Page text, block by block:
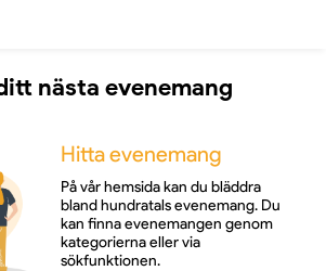
nästa evenemang
Hitta evenemang
På vår hemsida kan du bläddra
bland hundratals evenemang. Du
kan finna evenemangen genom
kategorierna eller via
sökfunktionen.